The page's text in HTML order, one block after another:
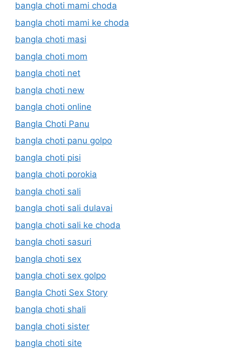
bangla choti mami choda
bangla choti mami ke choda
bangla choti masi
bangla choti mom
bangla choti net
bangla choti new
bangla choti online
Bangla Choti Panu
bangla choti panu golpo
bangla choti pisi
bangla choti porokia
bangla choti sali
bangla choti sali dulavai
bangla choti sali ke choda
bangla choti sasuri
bangla choti sex
bangla choti sex golpo
Bangla Choti Sex Story
bangla choti shali
bangla choti sister
bangla choti site